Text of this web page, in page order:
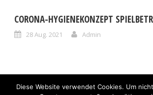
CORONA-HYGIENEKONZEPT
28 Aug. 2021
Admin
Diese Website verwendet Cookies. Um